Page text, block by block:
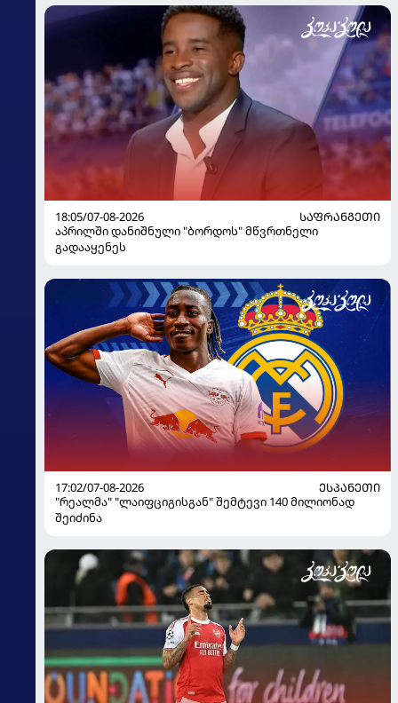
18:05/07-08-2026
ᲡᲐᲤᲠᲐᲜᲒᲔᲗᲘ
აპრილში დანიშნული "ბორდოს" მწვრთნელი
გადააყენეს
17:02/07-08-2026
ᲔᲡᲞᲐᲜᲔᲗᲘ
"რეალმა" "ლაიფციგისგან" შემტევი 140 მილიონად
შეიძინა